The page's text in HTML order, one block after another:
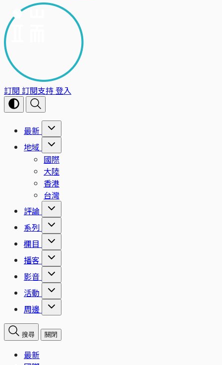
訂閱 訂閱支持登入
最新
地域
國際
大陸
香港
台灣
評論
系列
欄目
播客
影音
活動
周邊
搜尋 關閉
最新